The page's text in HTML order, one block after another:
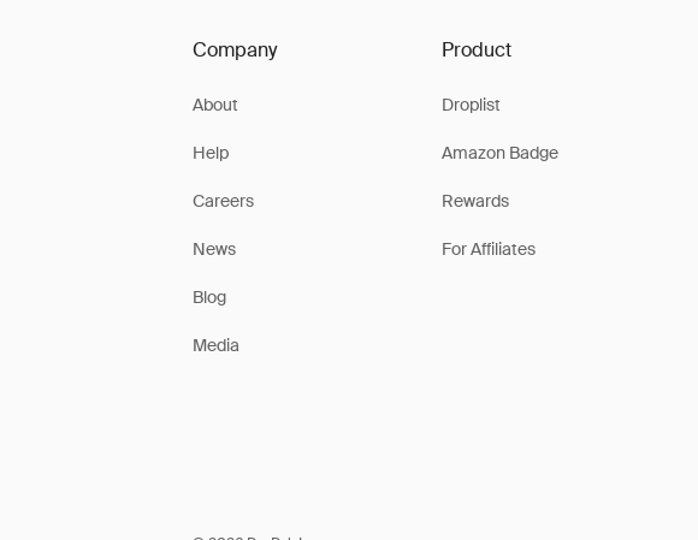
Company
About
Help
Careers
News
Blog
Media
Product
Droplist
Amazon Badge
Rewards
For Affiliates